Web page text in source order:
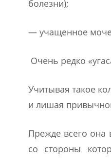
болезни);
— учащенное
Очень редко
Учитывая такое
и лишая
Прежде всего она
со стороны